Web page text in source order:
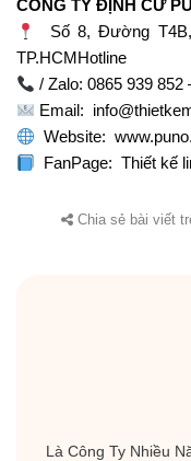
CÔNG TY ĐỊNH CƯ
Số 8, Đường T4B,
TP.HCMHotline
/ Zalo: 0865 939 852
Email:
Website:
FanPage:Thiết kế
Chia sẻ bài viết
Là Công Ty Nhiều